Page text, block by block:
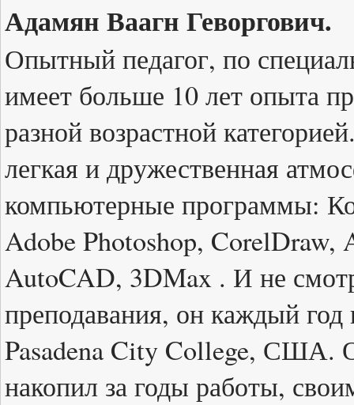
Адамян Ваагн Геворгович.
Опытный педагог, по
имеет больше 10 лет опыта
разной возрастной
легкая и дружественная
компьютерные программы:
Adobe Photoshop, CorelDraw,
AutoCAD, 3DMax . И не
преподавания, он каждый
Pasadena City College, США.
накопил за годы работы,